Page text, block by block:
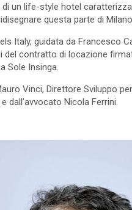
di un life-style hotel
questa parte di
Italy, guidata da Francesco
contratto di locazione
Sole Insinga.
Vinci, Direttore Sviluppo
Nicola Ferrini.